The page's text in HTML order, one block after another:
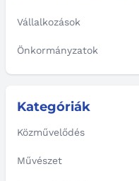
Vállalkozások
Önkormányzatok
Kategóriák
Közművelődés
Művészet